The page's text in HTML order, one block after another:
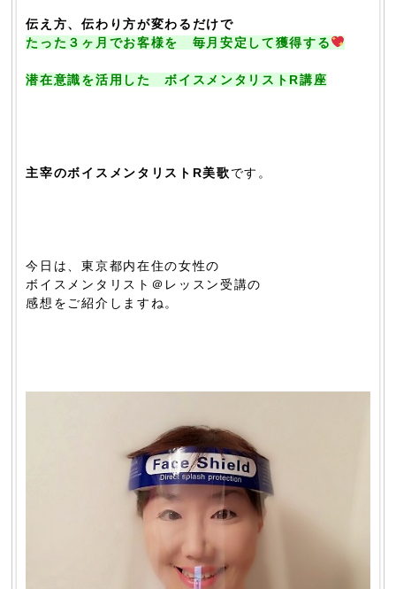
伝え方、伝わり方が変わるだけで
たった３ヶ月でお客様を 毎月安定して獲得する
潜在意識を活用した ボイスメンタリストR講座
主宰のボイスメンタリストR美歌です。
今日は、東京都内在住の女性の
ボイスメンタリスト＠レッスン受講の
感想をご紹介しますね。